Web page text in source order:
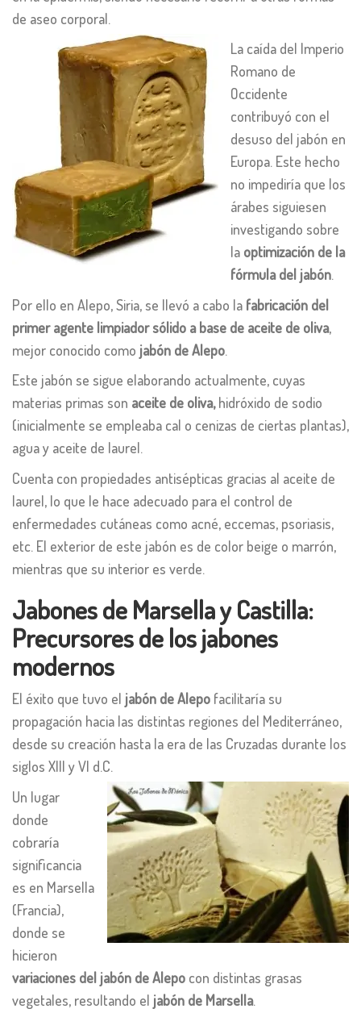
de aseo corporal.
La caída del Imperio
Romano de
Occidente
contribuyó con el
desuso del jabón en
Europa. Este hecho
no impediría que los
árabes siguiesen
investigando sobre
la optimización de la
fórmula del jabón.
Por ello en Alepo, Siria, se llevó a cabo la fabricación del
primer agente limpiador sólido a base de aceite de oliva,
mejor conocido como jabón de Alepo.
Este jabón se sigue elaborando actualmente, cuyas
materias primas son aceite de oliva,hidróxido de sodio
(inicialmente se empleaba cal o cenizas de ciertas plantas),
agua y aceite de laurel.
Cuenta con propiedades antisépticas gracias al aceite de
laurel, lo que le hace adecuado para el control de
enfermedades cutáneas como acné, eccemas, psoriasis,
etc. El exterior de este jabón es de color beige o marrón,
mientras que su interior es verde.
Jabones de Marsella y Castilla:
Precursores de los jabones
modernos
El éxito que tuvo el jabón de Alepo facilitaría su
propagación hacia las distintas regiones del Mediterráneo,
desde su creación hasta la era de las Cruzadas durante los
siglos XIII y VI d.C.
Un lugar
donde
cobraría
significancia
es en Marsella
(Francia),
donde se
hicieron
variaciones del jabón de Alepo con distintas grasas
vegetales, resultando el jabón de Marsella.